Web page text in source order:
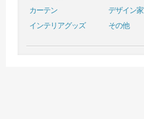
カーテン
デザイン
インテリアグッズ
その他